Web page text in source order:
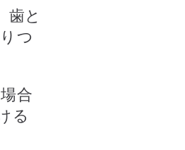
歯と
つ
合
る